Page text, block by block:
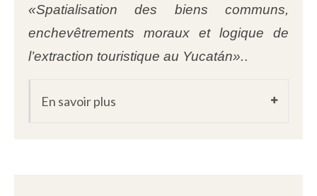
«Spatialisation des biens communs,
enchevêtrements moraux et logique de
l’extraction touristique au Yucatán»..
En savoir plus